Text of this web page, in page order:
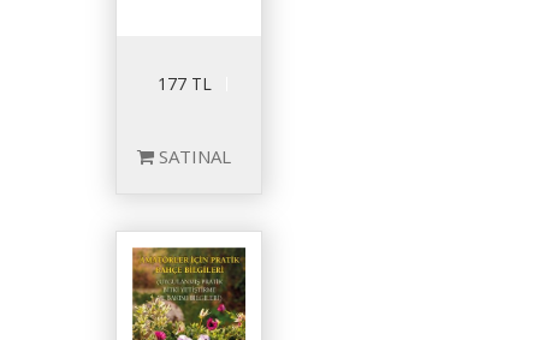
177 TL
SATINAL